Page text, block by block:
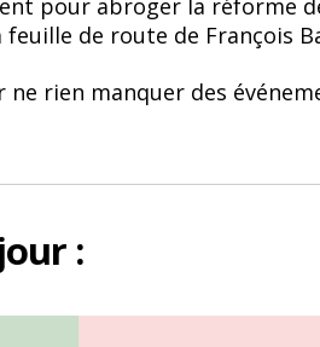
pour abroger la réforme
de route de François
ne rien manquer des
: